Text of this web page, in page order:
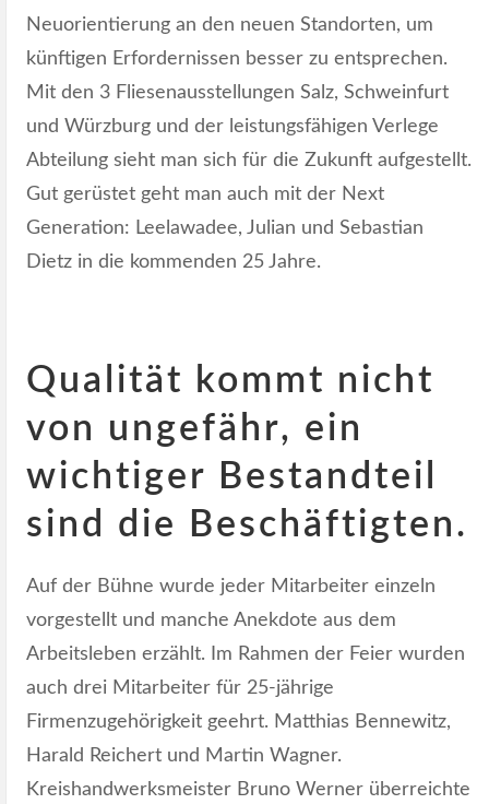
Neuorientierung an den neuen Standorten, um
künftigen Erfordernissen besser zu entsprechen.
Mit den 3 Fliesenausstellungen Salz, Schweinfurt
und Würzburg und der leistungsfähigen Verlege
Abteilung sieht man sich für die Zukunft aufgestellt.
Gut gerüstet geht man auch mit der Next
Generation: Leelawadee, Julian und Sebastian
Dietz in die kommenden 25 Jahre.
Qualität kommt nicht
von ungefähr, ein
wichtiger Bestandteil
sind die Beschäftigten.
Auf der Bühne wurde jeder Mitarbeiter einzeln
vorgestellt und manche Anekdote aus dem
Arbeitsleben erzählt. Im Rahmen der Feier wurden
auch drei Mitarbeiter für 25-jährige
Firmenzugehörigkeit geehrt. Matthias Bennewitz,
Harald Reichert und Martin Wagner.
Kreishandwerksmeister Bruno Werner überreichte